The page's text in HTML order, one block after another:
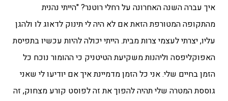
איך עברה השנה האחרונה על רחלי רוטנר? "הייתי נהנית
מהתקופה המטורפת הזאת אם לא היה לי תינוק לדאוג לו ולהגן
עליו, יצרתי לעצמי צרות מבית. הייתי יכולה להיות עכשיו בתפיסת
האפוקליפסה וליהנות משקיעת הטיטניק כי ההומור נוכח כל
הזמן בחיים שלי. אני כל הזמן מדמיינת איך אם יודיעו לי שאני
גוססת המטרה שלי תהיה להפוך את זה לפוסט קורע מצחוק, זה